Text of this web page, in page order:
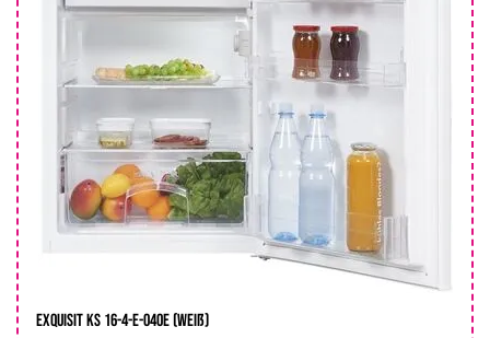
Exquisit KS 16-4-E-040E (weiß)